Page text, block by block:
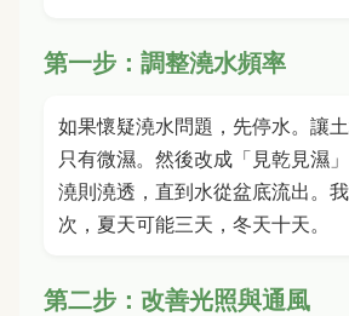
第一步：調整澆水頻率
如果懷疑澆水問題，先停水。讓
只有微濕。然後改成「見乾見濕
澆則澆透，直到水從盆底流出。
次，夏天可能三天，冬天十天。
第二步：改善光照與通風